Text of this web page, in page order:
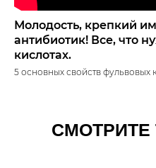
Молодость, крепкий
антибиотик! Все, что
кислотах.
5 основных свойств фульвовых
СМОТРИТЕ